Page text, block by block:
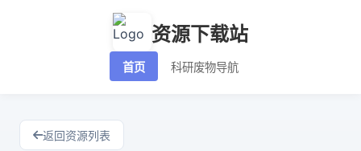
资源下载站
首页 科研废物导航
返回资源列表